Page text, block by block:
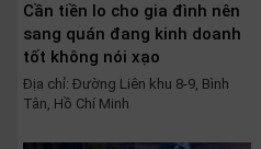
Cần tiền lo cho gia đình nên
sang quán đang kinh doanh
tốt không nói xạo
Địa chỉ: Đường Liên khu 8-9, Bình
Tân, Hồ Chí Minh